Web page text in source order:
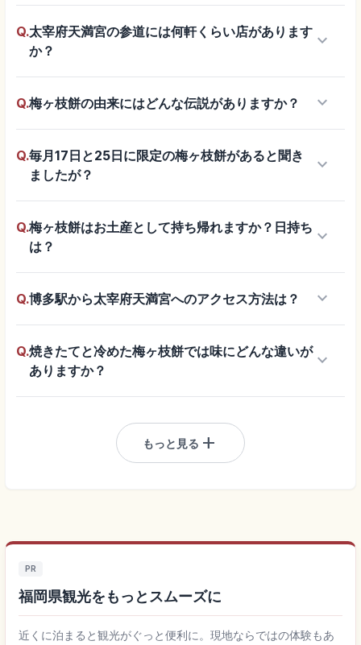
Q.太宰府天満宮の参道には何軒くらい店があります
か？
keyboard_arrow_down
Q.梅ヶ枝餅の由来にはどんな伝説がありますか？ keyboard_arrow_down
Q.毎月17日と25日に限定の梅ヶ枝餅があると聞き
ましたが？
keyboard_arrow_down
Q.梅ヶ枝餅はお土産として持ち帰れますか？日持ち
は？
keyboard_arrow_down
Q.博多駅から太宰府天満宮へのアクセス方法は？ keyboard_arrow_down
Q.焼きたてと冷めた梅ヶ枝餅では味にどんな違いが
ありますか？
keyboard_arrow_down
もっと見る add
PR
福岡県観光をもっとスムーズに
近くに泊まると観光がぐっと便利に。現地ならではの体験もあ